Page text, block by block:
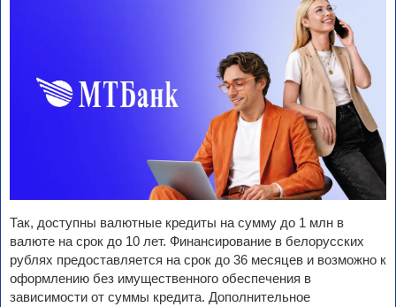
Так, доступны валютные кредиты на сумму до 1 млн в
валюте на срок до 10 лет. Финансирование в белорусских
рублях предоставляется на срок до 36 месяцев и возможно к
оформлению без имущественного обеспечения в
зависимости от суммы кредита. Дополнительное